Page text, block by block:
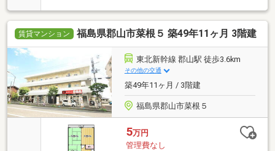
賃貸マンション 福島県郡山市菜根５ 築49年11ヶ月 3階建
東北新幹線 郡山駅 徒歩3.6km
その他の交通
築49年11ヶ月 / 3階建
福島県郡山市菜根５
5万円
管理費なし